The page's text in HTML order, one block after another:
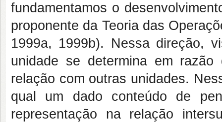
fundamentamos o
proponente da Teoria das
1999a, 1999b). Nessa direção,
unidade se determina em
relação com outras unidades.
qual um dado conteúdo de
representação na relação